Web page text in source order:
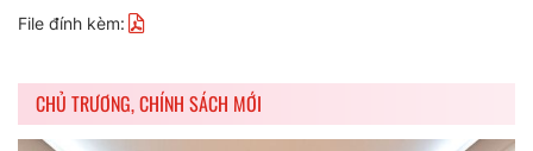
File đính kèm:
CHỦ TRƯƠNG, CHÍNH SÁCH MỚI